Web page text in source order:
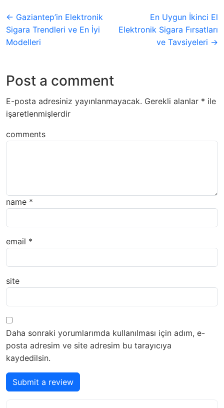
← Gaziantep’in Elektronik
Sigara Trendleri ve En İyi
Modelleri
En Uygun İkinci El
Elektronik Sigara Fırsatları
ve Tavsiyeleri →
Post a comment
E-posta adresiniz yayınlanmayacak. Gerekli alanlar * ile
işaretlenmişlerdir
comments
name *
email *
site
Daha sonraki yorumlarımda kullanılması için adım, e-
posta adresim ve site adresim bu tarayıcıya
kaydedilsin.
Submit a review